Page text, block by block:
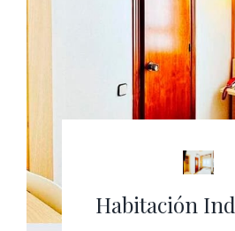
Habitación